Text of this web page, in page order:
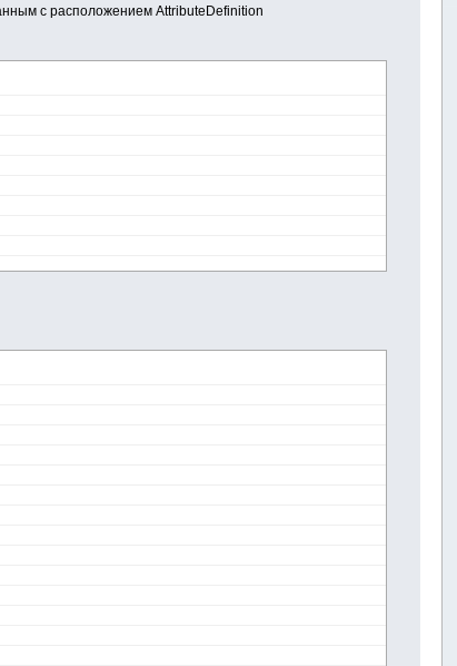
с расположением AttributeDefinition